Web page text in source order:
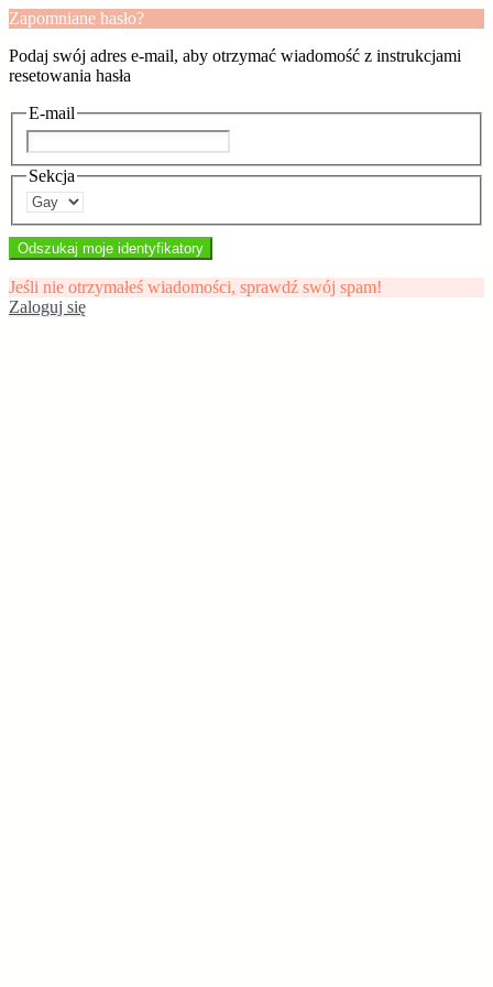
Zapomniane hasło?
Podaj swój adres e-mail, aby otrzymać wiadomość z instrukcjami
resetowania hasła
E-mail
Sekcja
Odszukaj moje identyfikatory
Jeśli nie otrzymałeś wiadomości, sprawdź swój spam!
Zaloguj się